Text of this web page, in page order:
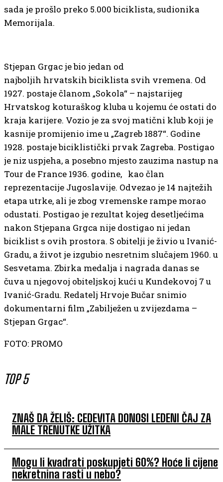
sada je prošlo preko 5.000 biciklista, sudionika
Memorijala.
Stjepan Grgac je bio jedan od
najboljih hrvatskih biciklista svih vremena. Od
1927. postaje članom „Sokola“ – najstarijeg
Hrvatskog koturaškog kluba u kojemu će ostati do
kraja karijere. Vozio je za svoj matični klub koji je
kasnije promijenio ime u „Zagreb 1887“. Godine
1928. postaje biciklistički prvak Zagreba. Postigao
je niz uspjeha, a posebno mjesto zauzima nastup na
Tour de France 1936. godine, kao član
reprezentacije Jugoslavije. Odvezao je 14 najtežih
etapa utrke, ali je zbog vremenske rampe morao
odustati. Postigao je rezultat kojeg desetljećima
nakon Stjepana Grgca nije dostigao ni jedan
biciklist s ovih prostora. S obitelji je živio u Ivanić-
Gradu, a život je izgubio nesretnim slučajem 1960. u
Sesvetama. Zbirka medalja i nagrada danas se
čuva u njegovoj obiteljskoj kući u Kundekovoj 7 u
Ivanić-Gradu. Redatelj Hrvoje Bučar snimio
dokumentarni film „Zabilježen u zvijezdama –
Stjepan Grgac“.
FOTO: PROMO
TOP 5
ZNAŠ DA ŽELIŠ: CEDEVITA DONOSI LEDENI ČAJ ZA
MALE TRENUTKE UŽITKA
Mogu li kvadrati poskupjeti 60%? Hoće li cijene
nekretnina rasti u nebo?